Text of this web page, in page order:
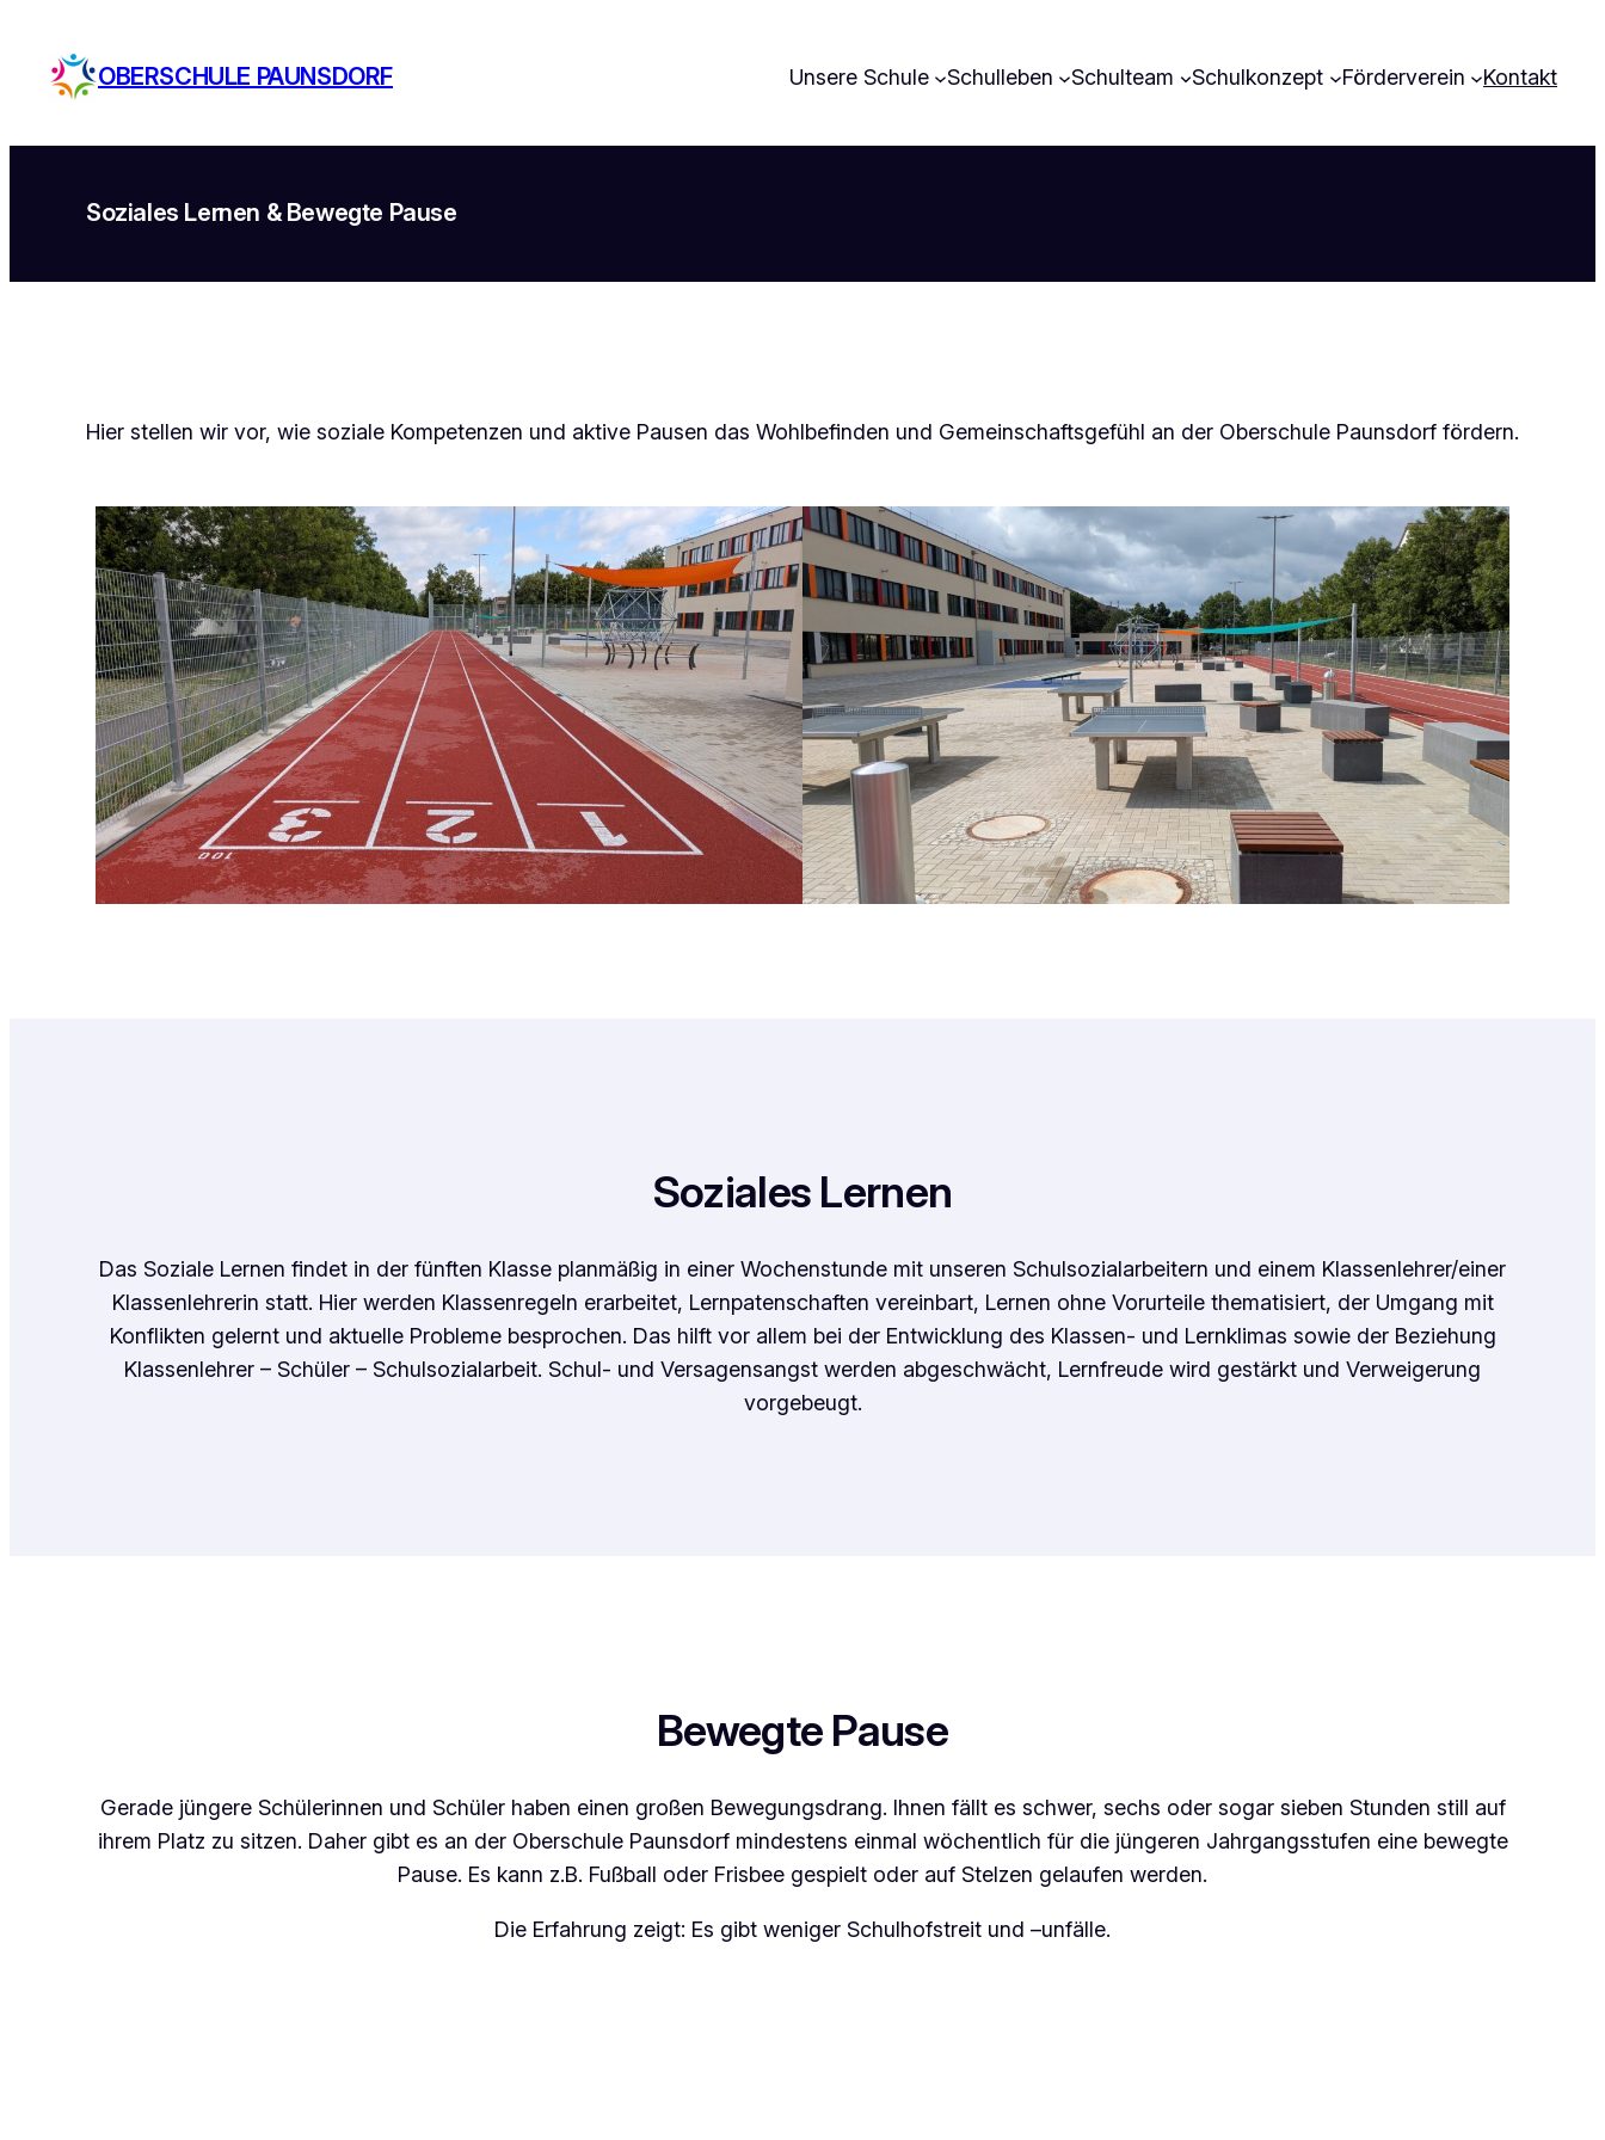
Inhalt
springen
OBERSCHULE PAUNSDORF Unsere Schule Schulleben Schulteam Schulkonzept Förderverein Kontakt
Soziales Lernen & Bewegte Pause
Hier stellen wir vor, wie soziale Kompetenzen und aktive Pausen das Wohlbefinden und Gemeinschaftsgefühl an der Oberschule Paunsdorf fördern.
Soziales Lernen
Das Soziale Lernen findet in der fünften Klasse planmäßig in einer Wochenstunde mit unseren Schulsozialarbeitern und einem Klassenlehrer/einer
Klassenlehrerin statt. Hier werden Klassenregeln erarbeitet, Lernpatenschaften vereinbart, Lernen ohne Vorurteile thematisiert, der Umgang mit
Konflikten gelernt und aktuelle Probleme besprochen. Das hilft vor allem bei der Entwicklung des Klassen- und Lernklimas sowie der Beziehung
Klassenlehrer – Schüler – Schulsozialarbeit. Schul- und Versagensangst werden abgeschwächt, Lernfreude wird gestärkt und Verweigerung
vorgebeugt.
Bewegte Pause
Gerade jüngere Schülerinnen und Schüler haben einen großen Bewegungsdrang. Ihnen fällt es schwer, sechs oder sogar sieben Stunden still auf
ihrem Platz zu sitzen. Daher gibt es an der Oberschule Paunsdorf mindestens einmal wöchentlich für die jüngeren Jahrgangsstufen eine bewegte
Pause. Es kann z.B. Fußball oder Frisbee gespielt oder auf Stelzen gelaufen werden.
Die Erfahrung zeigt: Es gibt weniger Schulhofstreit und –unfälle.